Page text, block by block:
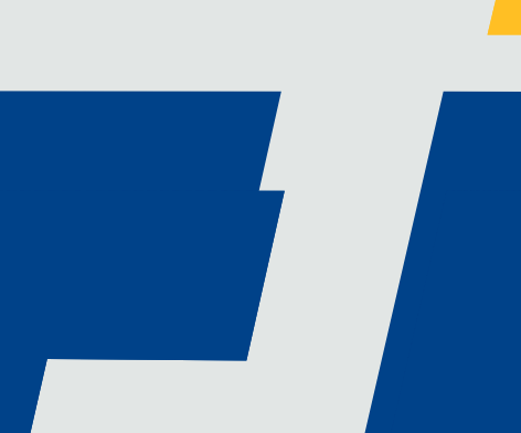
et Maintenance
cahier des charges, jusqu’à la mise en fonctionnement de vos
pour offrir un service industriel complet et optimal,
lot hydraulique, les études mécaniques, électriques,